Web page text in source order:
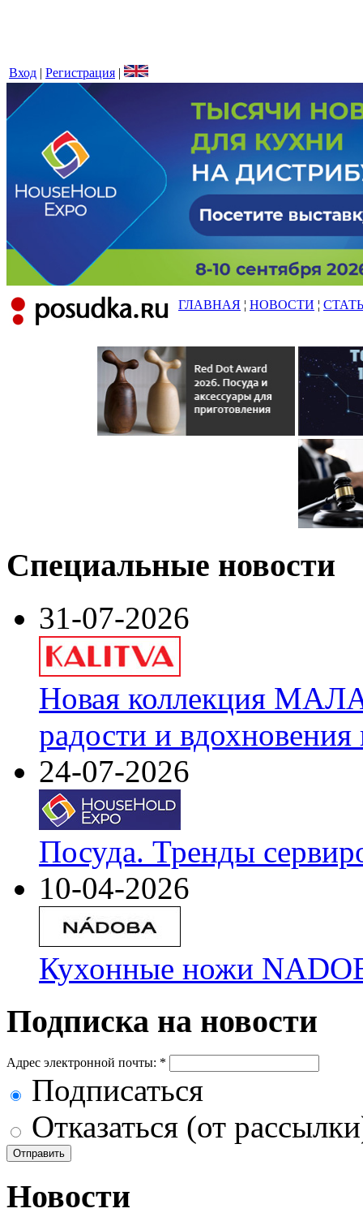
Вход | Регистрация |
ГЛАВНАЯ ¦ НОВОСТИ ¦
Специальные новости
31-07-2026
Новая коллекция
радости и
24-07-2026
Посуда. Тренды
10-04-2026
Кухонные ножи
Подписка на новости
Адрес электронной почты: *
Подписаться
Отказаться (от
Новости